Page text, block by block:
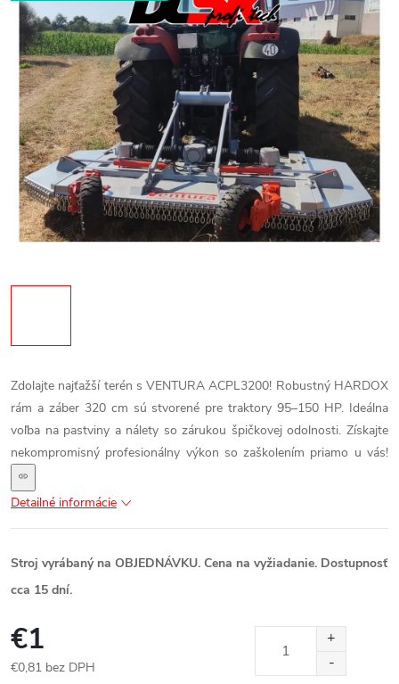
Zdolajte najťažší terén s VENTURA ACPL3200! Robustný HARDOX
rám a záber 320 cm sú stvorené pre traktory 95–150 HP. Ideálna
voľba na pastviny a nálety so zárukou špičkovej odolnosti. Získajte
nekompromisný profesionálny výkon so zaškolením priamo u vás!
Detailné informácie
Stroj vyrábaný na OBJEDNÁVKU. Cena na vyžiadanie. Dostupnosť
cca 15 dní.
€1
€0,81 bez DPH